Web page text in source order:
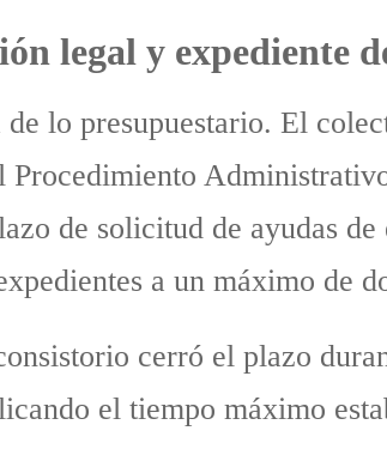
legal y expediente
lo presupuestario. El
de solicitud de ayudas
a un máximo de
cerró el plazo
el tiempo máximo